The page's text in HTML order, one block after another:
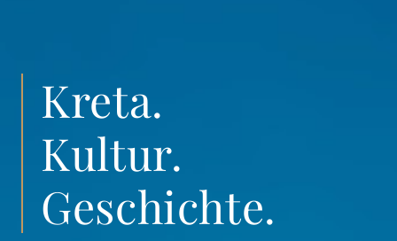
Kreta.
Kultur.
Geschichte.